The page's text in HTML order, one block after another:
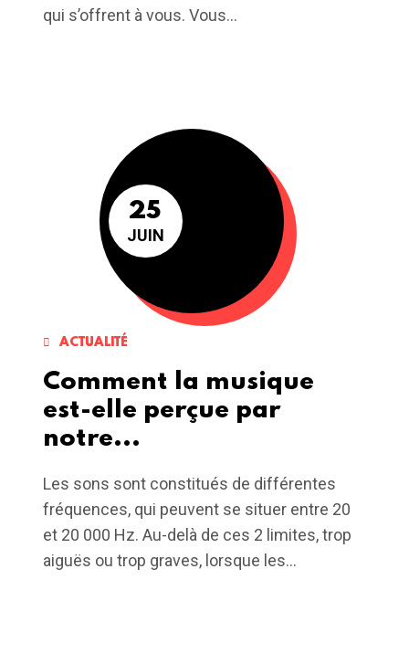
qui s’offrent à vous. Vous...
25
JUIN
ACTUALITÉ
Comment la musique
est-elle perçue par
notre...
Les sons sont constitués de différentes
fréquences, qui peuvent se situer entre 20
et 20 000 Hz. Au-delà de ces 2 limites, trop
aiguës ou trop graves, lorsque les...